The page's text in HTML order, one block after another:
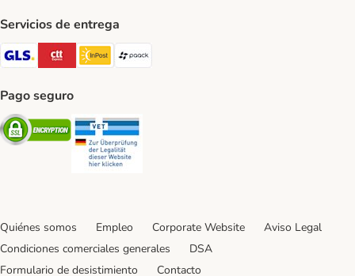
Servicios de entrega
GLS Shipping Method
CTTExpress Shipping Method
InPost Shipping Method
paack Shipping Method
Pago seguro
Security
Quiénes somos Empleo Corporate Website
Aviso Legal
Condiciones comerciales generales
DSA
Formulario de desistimiento
Contacto